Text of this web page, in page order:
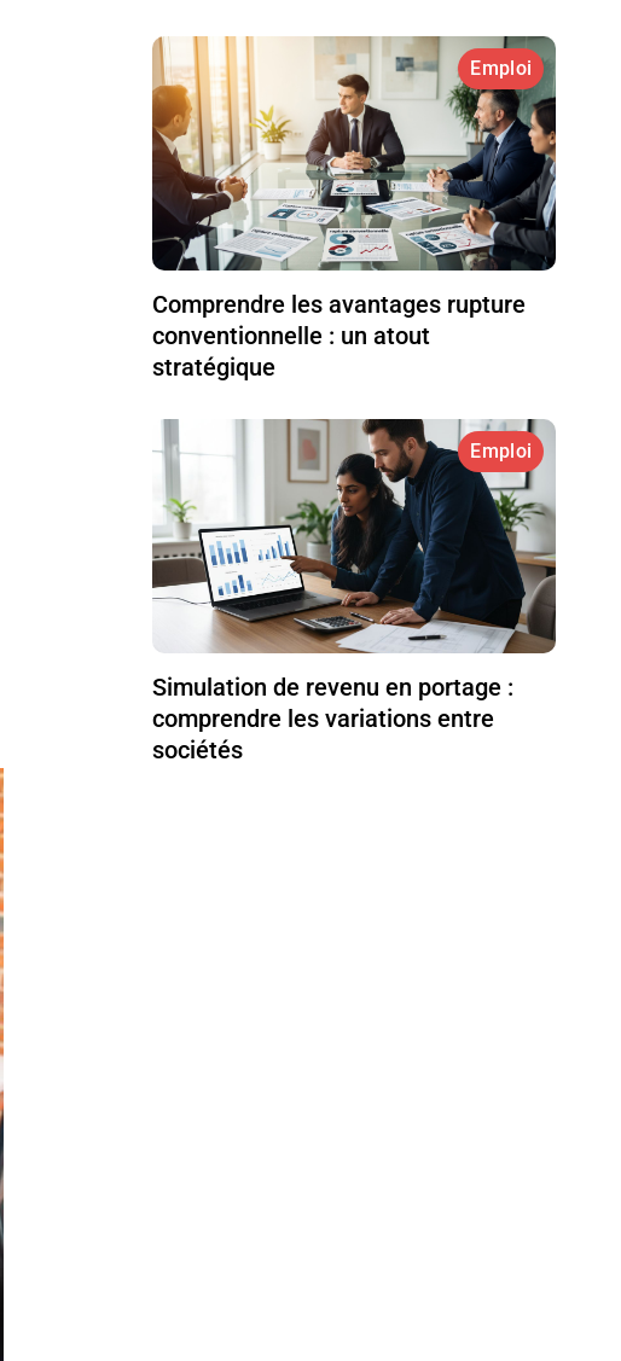
Emploi
Comprendre les avantages rupture
conventionnelle : un atout
stratégique
Emploi
Simulation de revenu en portage :
comprendre les variations entre
sociétés